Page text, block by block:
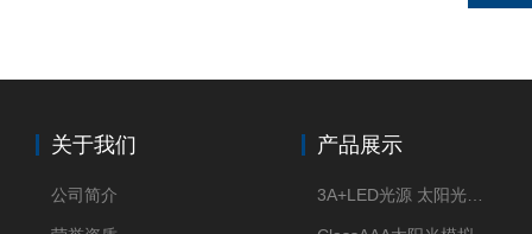
关于我们
公司简介
产品展示